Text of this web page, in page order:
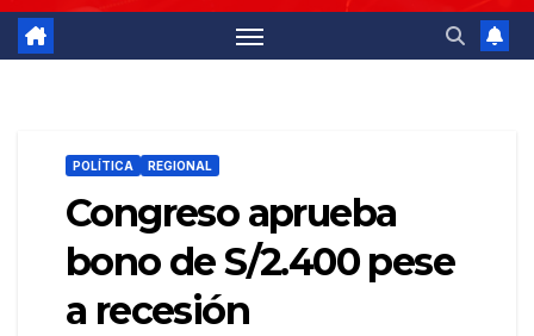
POLÍTICA REGIONAL
Congreso aprueba
bono de S/2.400 pese
a recesión